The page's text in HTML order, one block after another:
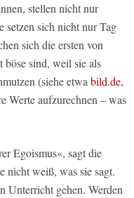
stellen nicht nur
setzen sich nicht nur Tag
sich die ersten von
böse sind, weil sie als
(siehe etwabild.de,
Werte aufzurechnen – was
Egoismus«, sagt die
nicht weiß, was sie sagt.
Unterricht gehen. Werden